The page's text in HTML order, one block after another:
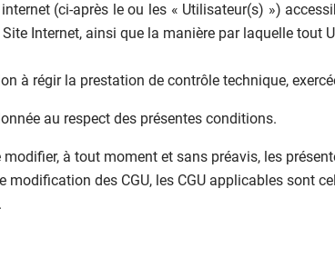
(ci-après le ou les « Utilisateur(s) »)
Internet, ainsi que la manière par laquelle tout
à régir la prestation de contrôle technique,
au respect des présentes conditions.
modifier, à tout moment et sans préavis, les
des CGU, les CGU applicables sont